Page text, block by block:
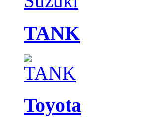
TANK
Toyota